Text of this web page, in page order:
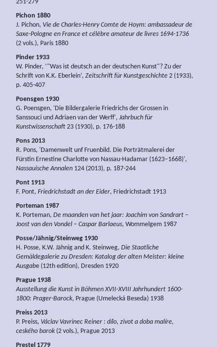
251-279
Pichon 1880
J. Pichon, Vie de Charles-Henry Comte de Hoym: ambassadeur de
Saxe-Pologne en France et célèbre amateur de livres 1694-1736
(2 vols.), Paris 1880
Pinder 1933
W. Pinder, ‘"Was ist deutsch an der deutschen Kunst"? Zu der
Schrift von K.K. Eberlein’, Zeitschrift für Kunstgeschichte 2 (1933),
p. 405-407
Poensgen 1930
G. Poensgen, 'Die Bildergalerie Friedrichs der Grossen in
Sanssouci und Adriaen van der Werff', Jahrbuch für
Kunstwissenschaft 23 (1930), p. 176-188
Pons 2013
R. Pons, 'Damenwelt unf Fruenbild. Die Porträtmalerei der
Fürstin Ernestine Charlotte von Nassau-Hadamar (1623–1668)',
Nassauische Annalen 124 (2013), p. 187-244
Pont 1913
F. Pont, Friedrichstadt an der Eider, Friedrichstadt 1913
Porteman 1987
K. Porteman, De maanden van het jaar: Joachim von Sandrart –
Joost van den Vondel – Caspar Barlaeus, Wommelgem 1987
Posse/Jähnig/Steinweg 1930
H. Posse, K.W. Jähnig and K. Steinweg, Die Staatliche
Gemäldegalerie zu Dresden: Katalog der alten Meister: kleine
Ausgabe (12th edition), Dresden 1920
Prague 1938
Ausstellung die Kunst in Böhmen XVII-XVIII Jahrhundert 1600-
1800: Prager-Barock, Prague (Umelecká Beseda) 1938
Preiss 2013
P. Preiss, Václav Vavrinec Reiner : dílo, zivot a doba malíre,
ceského barok(2 vols.), Prague 2013
Prestel 1779